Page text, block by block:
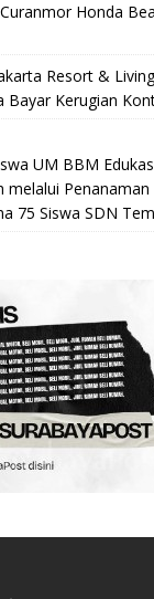
Honda
Resort &
Bayar Kerugian
UM BBM
melalui
75 Siswa SDN